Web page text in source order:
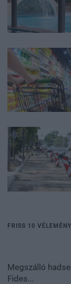
FRISS 10 VÉLEMÉNY
Megszálló
Fides...